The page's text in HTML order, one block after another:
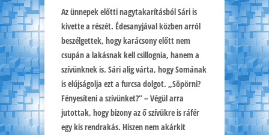
Az ünnepek előtti nagytakarításból Sári is
kivette a részét. Édesanyjával közben arról
beszélgettek, hogy karácsony előtt nem
csupán a lakásnak kell csillognia, hanem a
szívünknek is. Sári alig várta, hogy Somának
is elújságolja ezt a furcsa dolgot. „Söpörni?
Fényesíteni a szívünket?” – Végül arra
jutottak, hogy bizony az ő szívükre is ráfér
egy kis rendrakás. Hiszen nem akárkit